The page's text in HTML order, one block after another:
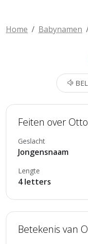
Home Babynamen
Feiten over Otto
Geslacht
Jongensnaam
Lengte
4 letters
Betekenis van